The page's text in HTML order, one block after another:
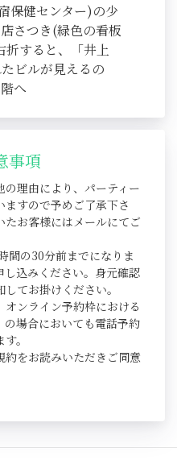
保健センター)の少
さつき(緑色の看板
すると、「井上
ビルが見えるの
へ
事項
理由により、パーティー
すので予めご了承下さ
お客様にはメールにてご
間の30分前までになりま
込みください。身元確認
てお掛けください。
ンライン予約枠における
の場合においても電話予約
。
をお読みいただきご同意